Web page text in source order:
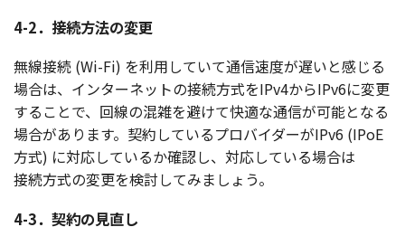
4-2．接続方法の変更
無線接続 (Wi-Fi) を利用していて通信速度が遅いと感じる
場合は、 インターネットの接続方式をIPv4からIPv6に変更
することで、 回線の混雑を避けて快適な通信が可能となる
場合があります。 契約しているプロバイダーがIPv6 (IPoE
方式) に対応しているか確認し、 対応している場合は
接続方式の変更を検討してみましょう。
4-3．契約の見直し